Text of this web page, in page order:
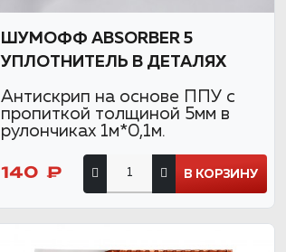
ШУМОФФ ABSORBER 5
УПЛОТНИТЕЛЬ В ДЕТАЛЯХ
Антискрип на основе ППУ с
пропиткой толщиной 5мм в
рулончиках 1м*0,1м.
140 ₽ В КОРЗИНУ